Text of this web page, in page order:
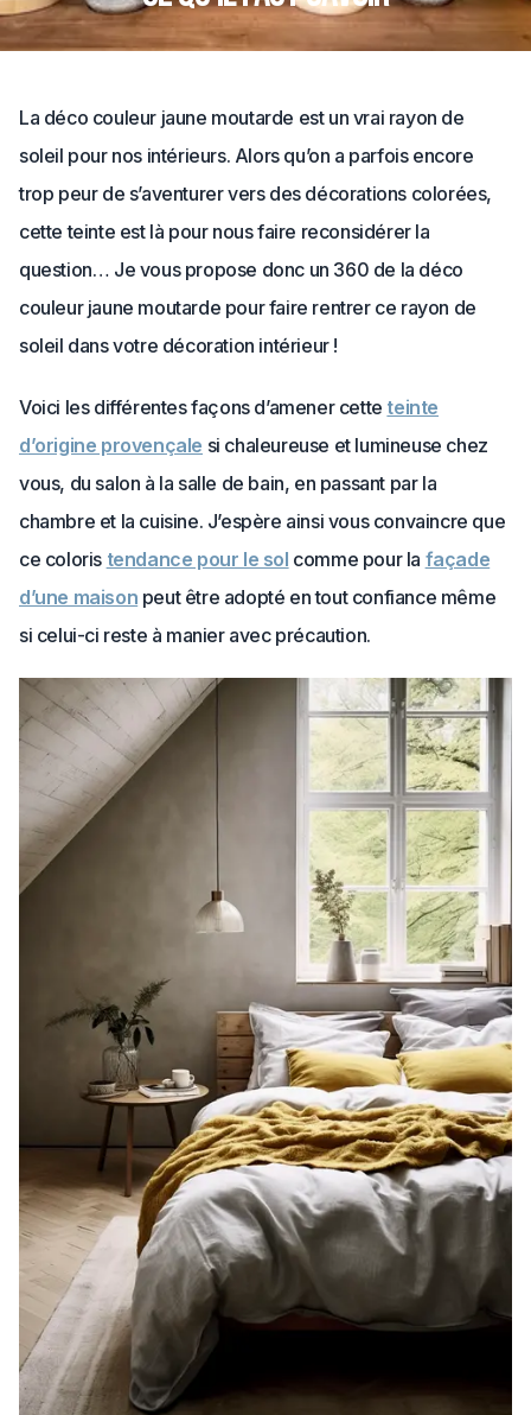
La déco couleur jaune moutarde est un vrai rayon de
soleil pour nos intérieurs. Alors qu’on a parfois encore
trop peur de s’aventurer vers des décorations colorées,
cette teinte est là pour nous faire reconsidérer la
question… Je vous propose donc un 360 de la déco
couleur jaune moutarde pour faire rentrer ce rayon de
soleil dans votre décoration intérieur !
Voici les différentes façons d’amener cette teinte
d’origine provençale si chaleureuse et lumineuse chez
vous, du salon à la salle de bain, en passant par la
chambre et la cuisine. J’espère ainsi vous convaincre que
ce coloris tendance pour le sol comme pour la façade
d’une maison peut être adopté en tout confiance même
si celui-ci reste à manier avec précaution.